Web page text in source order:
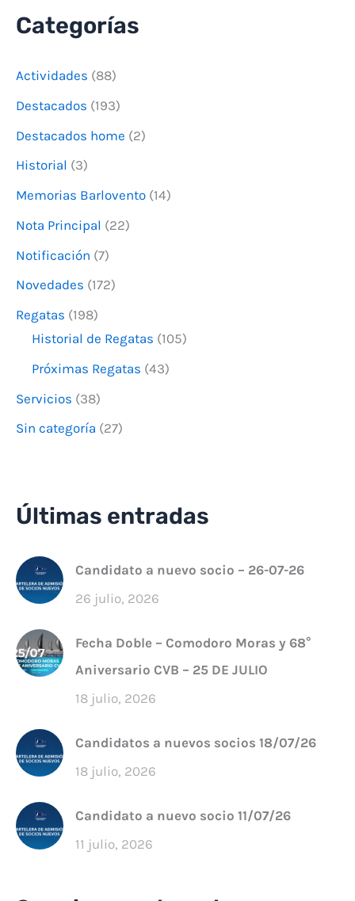
s
a
r
p
o
r
:
Categorías
Actividades (88)
Destacados (193)
Destacados home (2)
Historial (3)
Memorias Barlovento (14)
Nota Principal (22)
Notificación (7)
Novedades (172)
Regatas (198)
Historial de Regatas (105)
Próximas Regatas (43)
Servicios (38)
Sin categoría (27)
Últimas entradas
Candidato a nuevo socio – 26-07-26
26 julio, 2026
Fecha Doble – Comodoro Moras y 68°
Aniversario CVB – 25 DE JULIO
18 julio, 2026
Candidatos a nuevos socios 18/07/26
18 julio, 2026
Candidato a nuevo socio 11/07/26
11 julio, 2026